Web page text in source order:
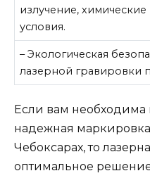
излучение,
условия.
– Экологическая
лазерной гравировки
Если вам необходима
надежная
Чебоксарах, то
оптимальное